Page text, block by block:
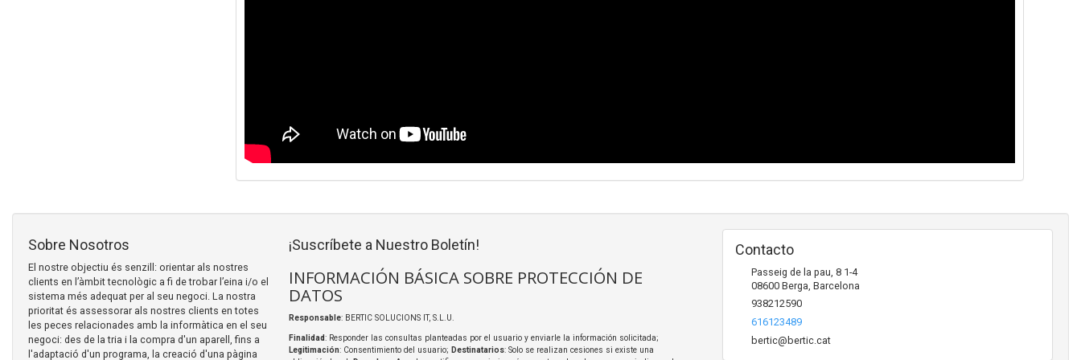
Sobre Nosotros
El nostre objectiu és senzill: orientar als nostres
clients en l’àmbit tecnològic a fi de trobar l’eina i/o el
sistema més adequat per al seu negoci. La nostra
prioritat és assessorar als nostres clients en totes
les peces relacionades amb la informàtica en el seu
negoci: des de la tria i la compra d'un aparell, fins a
l'adaptació d'un programa, la creació d'una pàgina
¡Suscríbete a Nuestro Boletín!
INFORMACIÓN BÁSICA SOBRE PROTECCIÓN DE
DATOS
Responsable: BERTIC SOLUCIONS IT, S.L.U.
Finalidad: Responder las consultas planteadas por el usuario y enviarle la información solicitada;
Legitimación: Consentimiento del usuario; Destinatarios: Solo se realizan cesiones si existe una
Contacto
Passeig de la pau, 8 1-4
08600 Berga Barcelona
938212590
616123489
bertic@bertic.cat